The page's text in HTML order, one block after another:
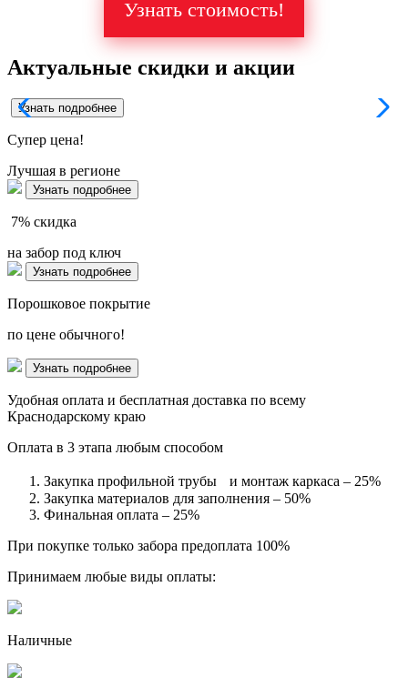
Узнать стоимость!
Актуальные скидки и акции
Узнать подробнее
Супер цена!
Лучшая в регионе
Узнать подробнее
7% скидка
на забор под ключ
Узнать подробнее
Порошковое покрытие
по цене обычного!
Узнать подробнее
Удобная оплата и бесплатная доставка по всему
Краснодарскому краю
Оплата в 3 этапа любым способом
Закупка профильной трубы и монтаж каркаса – 25%
Закупка материалов для заполнения – 50%
Финальная оплата – 25%
При покупке только забора предоплата 100%
Принимаем любые виды оплаты:
Наличные